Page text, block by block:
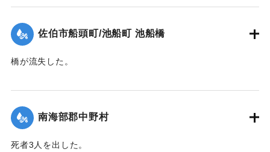
｜固有コード: 00481065
佐伯市船頭町/池船町 池船橋
橋が流失した。
｜固有コード: 00481066
南海部郡中野村
死者3人を出した。